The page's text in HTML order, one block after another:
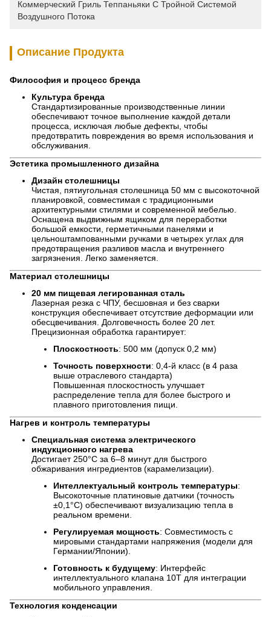
Коммерческий Гриль Теппаньяки С Тройной Системой
Воздушного Потока
Описание Продукта
Философия и процесс бренда
Культура бренда
Стандартизированные производственные линии
обеспечивают точное выполнение каждой детали
процесса, исключая любые дефекты, чтобы
предотвратить повреждения во время использования и
обслуживания.
Эстетика промышленного дизайна
Дизайн столешницы
Чистая, пятиугольная столешница 50 мм с высокоточной
планировкой, совместимая с традиционными
архитектурными стилями и современной мебелью.
Оснащена выдвижным ящиком для переработки
большой емкости, герметичными панелями и
цельноштампованными ручками в четырех углах для
предотвращения разливов масла и внутреннего
загрязнения. Легко заменяется.
Материал столешницы
20 мм пищевая легированная сталь
Лазерная резка с ЧПУ, бесшовная и без сварки
конструкция обеспечивает отсутствие деформации или
обесцвечивания. Долговечность более 20 лет.
Прецизионная обработка гарантирует:
Плоскостность: 500 мм (допуск 0,2 мм)
Точность поверхности: 0,4-й класс (в 4 раза
выше отраслевого стандарта)
Повышенная плоскостность улучшает
распределение тепла для более быстрого и
плавного приготовления пищи.
Нагрев и контроль температуры
Специальная система электрического
индукционного нагрева
Достигает 250°C за 6–8 минут для быстрого
обжаривания ингредиентов (карамелизации).
Интеллектуальный контроль температуры:
Высокоточные платиновые датчики (точность
±0,1°C) обеспечивают визуализацию тепла в
реальном времени.
Регулируемая мощность: Совместимость с
мировыми стандартами напряжения (модели для
Германии/Японии).
Готовность к будущему: Интерфейс
интеллектуального клапана 10T для интеграции
мобильного управления.
Технология конденсации